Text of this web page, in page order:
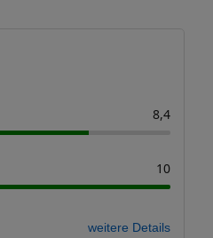
8,4
10
weitere Details